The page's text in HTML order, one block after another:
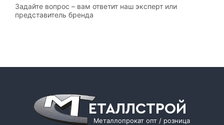
Задайте вопрос – вам ответит наш эксперт или
представитель бренда
ЕТАЛЛСТРОЙ
Металлопрокат опт / розница